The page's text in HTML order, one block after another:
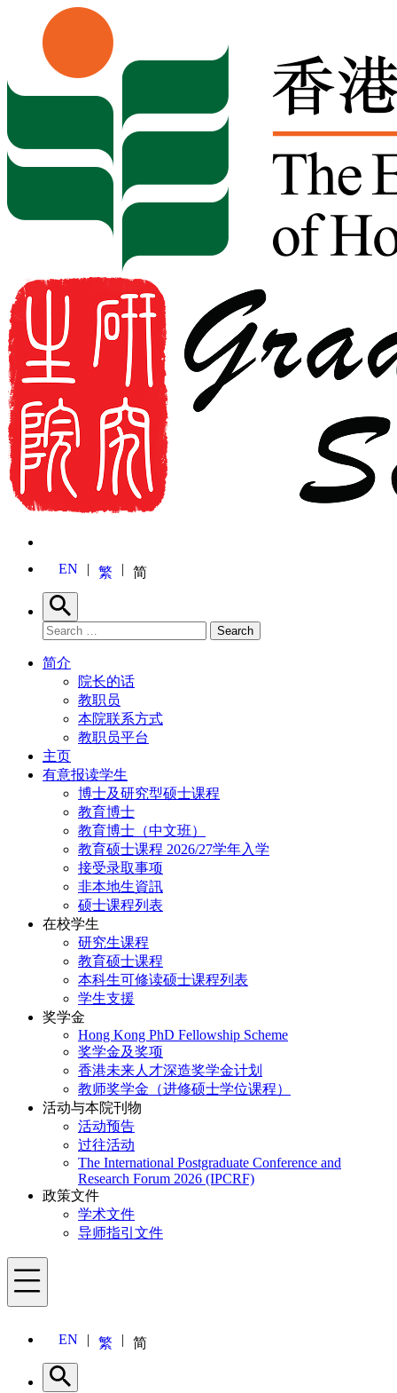
Skip to content
EN 繁 简
Search
Search for: Search
简介
院长的话
教职员
本院联系方式
教职员平台
主页
有意报读学生
博士及研究型硕士课程
教育博士
教育博士（中文班）
教育硕士课程 2026/27学年入学
接受录取事项
非本地生資訊
硕士课程列表
在校学生
研究生课程
教育硕士课程
本科生可修读硕士课程列表
学生支援
奖学金
Hong Kong PhD Fellowship Scheme
奖学金及奖项
香港未来人才深造奖学金计划
教师奖学金（进修硕士学位课程）
活动与本院刊物
活动预告
过往活动
The International Postgraduate Conference and
Research Forum 2026 (IPCRF)
政策文件
学术文件
导师指引文件
Menu
EN 繁 简
Search